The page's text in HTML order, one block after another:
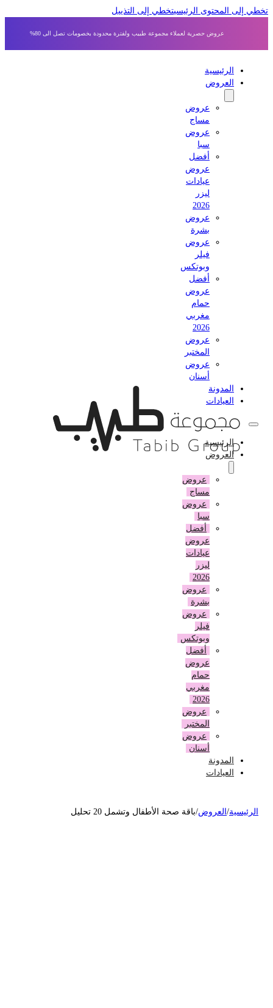
إلى المحتوى الرئيسي تخطي إلى التذييل
عروض حصرية لعملاء مجموعة طبيب ولفترة محدودة بخصومات تصل الى 80%
الرئيسية
العروض
عروض
مساج
عروض
أفضل
عروض
عيادات
عروض
بشرة
عروض
وبوتكس
أفضل
عروض
حمام
مغربي
عروض
المختبر
عروض
أسنان
المدونة
العيادات
الرئيسية
العروض
عروض
مساج
عروض
أفضل
عروض
عيادات
عروض
بشرة
عروض
وبوتكس
أفضل
عروض
حمام
مغربي
عروض
المختبر
عروض
أسنان
المدونة
العيادات
/العروض باقة صحة الأطفال وتشمل 20 تحليل